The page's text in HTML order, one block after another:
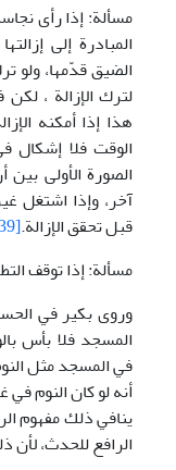
مسألة: إذا رأى
المبادرة إلى
الضيق قدّمها، ولو
لترك الإزالة ،
هذا إذا أمكنه
الوقت فلا إشكال
الصورة الأولى
آخر، وإذا اشتغل
قبل تحقق الإزالة.[39]
مسألة: إذا توقف
المسجد فلا بأس
في المسجد مثل
أنه لو كان النوم
ينافي ذلك مفهوم
الرافع للحدث،